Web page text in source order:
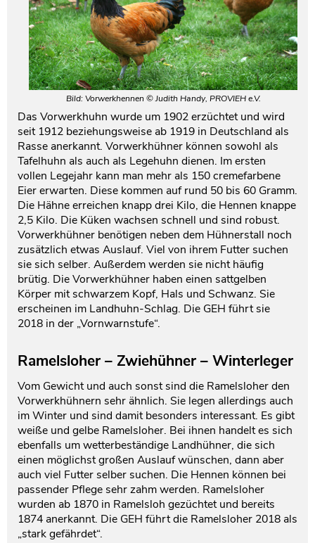
Bild: Vorwerkhennen © Judith Handy, PROVIEH e.V.
Das Vorwerkhuhn wurde um 1902 erzüchtet und wird
seit 1912 beziehungsweise ab 1919 in Deutschland als
Rasse anerkannt. Vorwerkhühner können sowohl als
Tafelhuhn als auch als Legehuhn dienen. Im ersten
vollen Legejahr kann man mehr als 150 cremefarbene
Eier erwarten. Diese kommen auf rund 50 bis 60 Gramm.
Die Hähne erreichen knapp drei Kilo, die Hennen knappe
2,5 Kilo. Die Küken wachsen schnell und sind robust.
Vorwerkhühner benötigen neben dem Hühnerstall noch
zusätzlich etwas Auslauf. Viel von ihrem Futter suchen
sie sich selber. Außerdem werden sie nicht häufig
brütig. Die Vorwerkhühner haben einen sattgelben
Körper mit schwarzem Kopf, Hals und Schwanz. Sie
erscheinen im Landhuhn-Schlag. Die GEH führt sie
2018 in der „Vornwarnstufe“.
Ramelsloher – Zwiehühner – Winterleger
Vom Gewicht und auch sonst sind die Ramelsloher den
Vorwerkhühnern sehr ähnlich. Sie legen allerdings auch
im Winter und sind damit besonders interessant. Es gibt
weiße und gelbe Ramelsloher. Bei ihnen handelt es sich
ebenfalls um wetterbeständige Landhühner, die sich
einen möglichst großen Auslauf wünschen, dann aber
auch viel Futter selber suchen. Die Hennen können bei
passender Pflege sehr zahm werden. Ramelsloher
wurden ab 1870 in Ramelsloh gezüchtet und bereits
1874 anerkannt. Die GEH führt die Ramelsloher 2018 als
„stark gefährdet“.